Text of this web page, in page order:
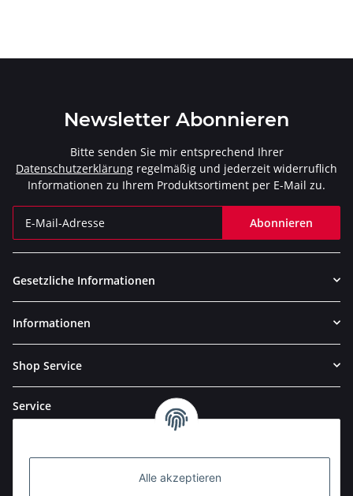
Alle akzeptieren
Newsletter Abonnieren
Bitte senden Sie mir entsprechend Ihrer
Datenschutzerklärung regelmäßig und jederzeit widerruflich
Informationen zu Ihrem Produktsortiment per E-Mail zu.
Abonnieren
Gesetzliche Informationen
Informationen
Shop Service
Service